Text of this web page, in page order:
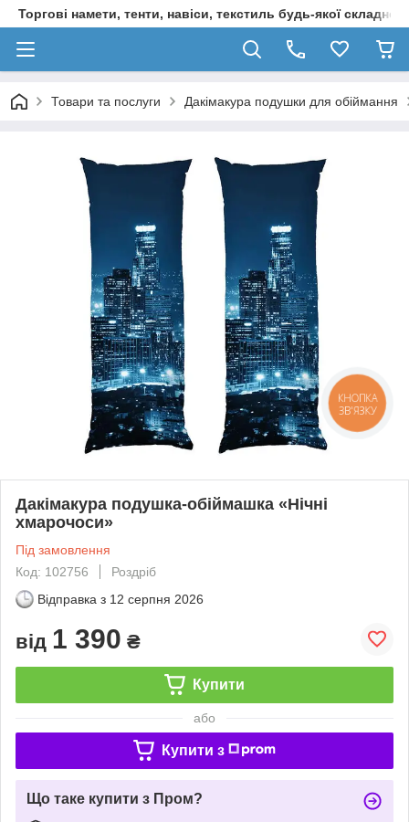
Торгові намети, тенти, навіси, текстиль будь-якої
Товари та послуги Дакімакура подушки для обіймання
Дакімакура подушка-обіймашка «Нічні
хмарочоси»
Під замовлення
Код: 102756
Роздріб
Відправка з 12 серпня 2026
від 1 390 ₴
Купити
або
Купити з
Що таке купити з Пром?
КНОПКА
ЗВ'ЯЗКУ